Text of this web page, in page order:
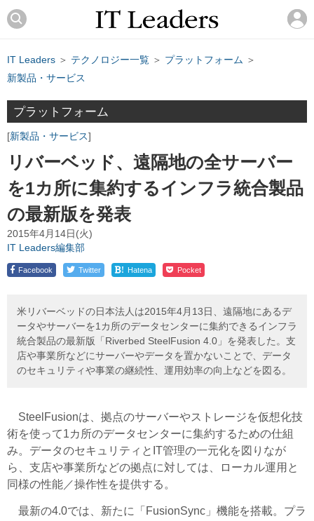
IT Leaders ＞ テクノロジー一覧 ＞ プラットフォーム ＞
新製品・サービス
プラットフォーム
新製品・サービス
リバーベッド、遠隔地の全サーバー
を1カ所に集約するインフラ統合製品
の最新版を発表
2015年4月14日(火)
IT Leaders編集部
Facebook Twitter ! Hatena Pocket
米リバーベッドの日本法人は2015年4月13日、遠隔地にあるデ
ータやサーバーを1カ所のデータセンターに集約できるインフラ
統合製品の最新版「Riverbed SteelFusion 4.0」を発表した。支
店や事業所などにサーバーやデータを置かないことで、データ
のセキュリティや事業の継続性、運用効率の向上などを図る。
SteelFusionは、拠点のサーバーやストレージを仮想化技
術を使って1カ所のデータセンターに集約するための仕組
み。データのセキュリティとIT管理の一元化を図りなが
ら、支店や事業所などの拠点に対しては、ローカル運用と
同様の性能／操作性を提供する。
最新の4.0では、新たに「FusionSync」機能を搭載。プラ